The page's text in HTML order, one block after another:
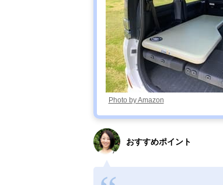
Photo by Amazon
おすすめポイント